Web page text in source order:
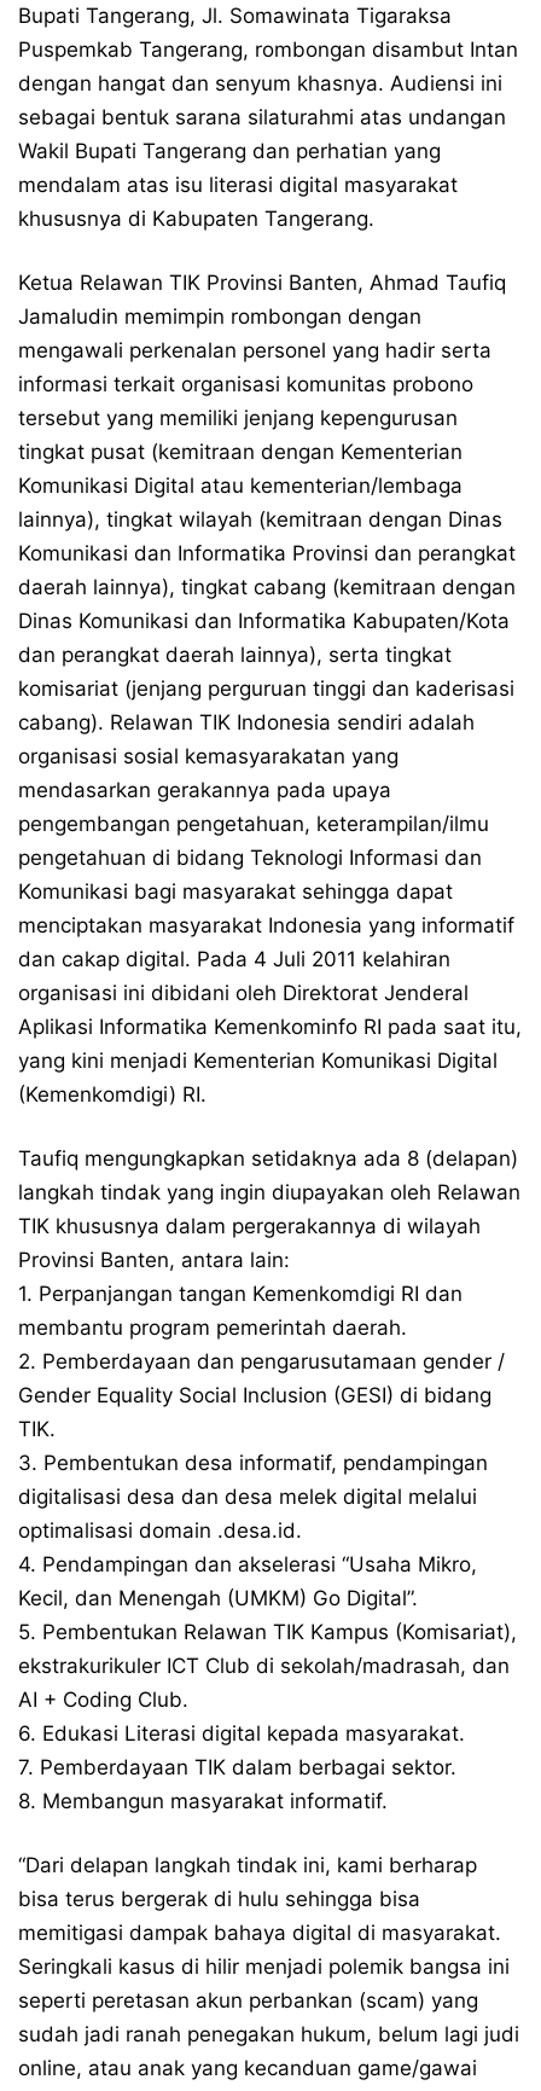
Bupati Tangerang, Jl. Somawinata Tigaraksa
Puspemkab Tangerang, rombongan disambut Intan
dengan hangat dan senyum khasnya. Audiensi ini
sebagai bentuk sarana silaturahmi atas undangan
Wakil Bupati Tangerang dan perhatian yang
mendalam atas isu literasi digital masyarakat
khususnya di Kabupaten Tangerang.
Ketua Relawan TIK Provinsi Banten, Ahmad Taufiq
Jamaludin memimpin rombongan dengan
mengawali perkenalan personel yang hadir serta
informasi terkait organisasi komunitas probono
tersebut yang memiliki jenjang kepengurusan
tingkat pusat (kemitraan dengan Kementerian
Komunikasi Digital atau kementerian/lembaga
lainnya), tingkat wilayah (kemitraan dengan Dinas
Komunikasi dan Informatika Provinsi dan perangkat
daerah lainnya), tingkat cabang (kemitraan dengan
Dinas Komunikasi dan Informatika Kabupaten/Kota
dan perangkat daerah lainnya), serta tingkat
komisariat (jenjang perguruan tinggi dan kaderisasi
cabang). Relawan TIK Indonesia sendiri adalah
organisasi sosial kemasyarakatan yang
mendasarkan gerakannya pada upaya
pengembangan pengetahuan, keterampilan/ilmu
pengetahuan di bidang Teknologi Informasi dan
Komunikasi bagi masyarakat sehingga dapat
menciptakan masyarakat Indonesia yang informatif
dan cakap digital. Pada 4 Juli 2011 kelahiran
organisasi ini dibidani oleh Direktorat Jenderal
Aplikasi Informatika Kemenkominfo RI pada saat itu,
yang kini menjadi Kementerian Komunikasi Digital
(Kemenkomdigi) RI.
Taufiq mengungkapkan setidaknya ada 8 (delapan)
langkah tindak yang ingin diupayakan oleh Relawan
TIK khususnya dalam pergerakannya di wilayah
Provinsi Banten, antara lain:
1. Perpanjangan tangan Kemenkomdigi RI dan
membantu program pemerintah daerah.
2. Pemberdayaan dan pengarusutamaan gender /
Gender Equality Social Inclusion (GESI) di bidang
TIK.
3. Pembentukan desa informatif, pendampingan
digitalisasi desa dan desa melek digital melalui
optimalisasi domain .desa.id.
4. Pendampingan dan akselerasi “Usaha Mikro,
Kecil, dan Menengah (UMKM) Go Digital”.
5. Pembentukan Relawan TIK Kampus (Komisariat),
ekstrakurikuler ICT Club di sekolah/madrasah, dan
AI + Coding Club.
6. Edukasi Literasi digital kepada masyarakat.
7. Pemberdayaan TIK dalam berbagai sektor.
8. Membangun masyarakat informatif.
“Dari delapan langkah tindak ini, kami berharap
bisa terus bergerak di hulu sehingga bisa
memitigasi dampak bahaya digital di masyarakat.
Seringkali kasus di hilir menjadi polemik bangsa ini
seperti peretasan akun perbankan (scam) yang
sudah jadi ranah penegakan hukum, belum lagi judi
online, atau anak yang kecanduan game/gawai